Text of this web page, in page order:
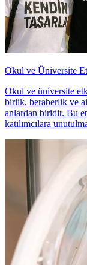
Okul ve Üniversite
Okul ve üniversite
birlik, beraberlik ve
anlardan biridir. Bu
katılımcılara